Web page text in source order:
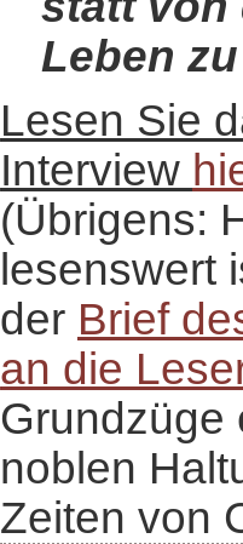
Leben
Lesen Sie
Interview
(Übrigens:
lesenswert
der Brief
an die
Grundzüge
noblen
Zeiten von